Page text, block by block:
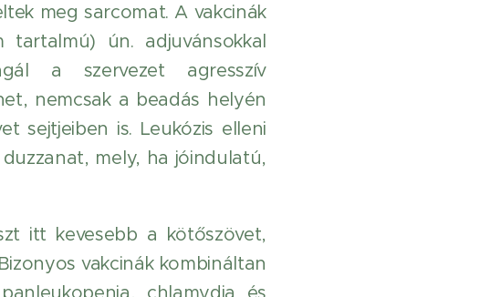
meg sarcomat. A vakcinák
tartalmú) ún. adjuvánsokkal
a szervezet agresszív
nemcsak a beadás helyén
sejtjeiben is. Leukózis elleni
mely, ha jóindulatú,
itt kevesebb a kötőszövet,
vakcinák kombináltan